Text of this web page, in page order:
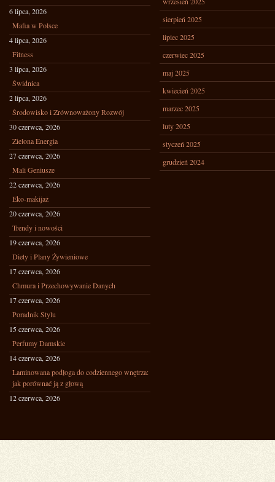
6 lipca, 2026
Mafia w Polsce
4 lipca, 2026
Fitness
3 lipca, 2026
Świdnica
2 lipca, 2026
Środowisko i Zrównoważony Rozwój
30 czerwca, 2026
Zielona Energia
27 czerwca, 2026
Mali Geniusze
22 czerwca, 2026
Eko-makijaż
20 czerwca, 2026
Trendy i nowości
19 czerwca, 2026
Diety i Plany Żywieniowe
17 czerwca, 2026
Chmura i Przechowywanie Danych
17 czerwca, 2026
Poradnik Stylu
15 czerwca, 2026
Perfumy Damskie
14 czerwca, 2026
Laminowana podłoga do codziennego wnętrza:
jak porównać ją z głową
12 czerwca, 2026
sierpień 2025
lipiec 2025
czerwiec 2025
maj 2025
kwiecień 2025
marzec 2025
luty 2025
styczeń 2025
grudzień 2024